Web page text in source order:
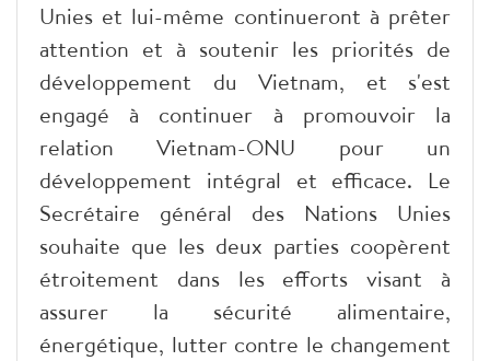
Unies et lui-même continueront à prêter
attention et à soutenir les priorités de
développement du Vietnam, et s'est
engagé à continuer à promouvoir la
relation Vietnam-ONU pour un
développement intégral et efficace. Le
Secrétaire général des Nations Unies
souhaite que les deux parties coopèrent
étroitement dans les efforts visant à
assurer la sécurité alimentaire,
énergétique, lutter contre le changement